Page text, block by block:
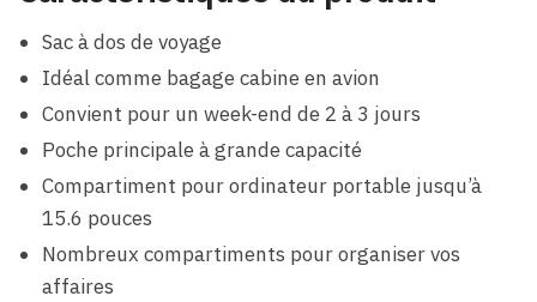
Sac à dos de voyage
Idéal comme bagage cabine en avion
Convient pour un week-end de 2 à 3 jours
Poche principale à grande capacité
Compartiment pour ordinateur portable jusqu’à
15.6 pouces
Nombreux compartiments pour organiser vos
affaires